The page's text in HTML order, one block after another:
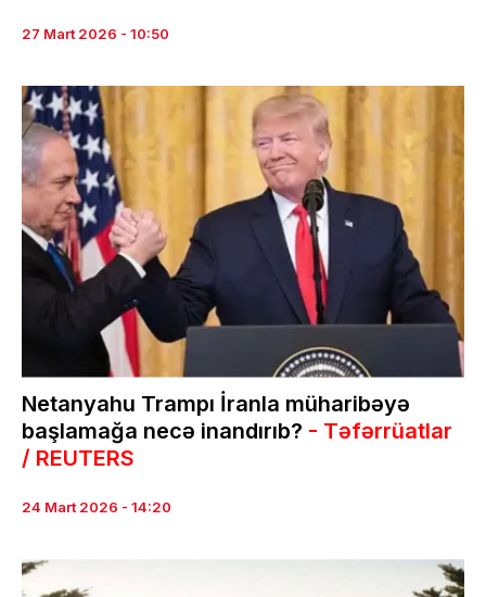
27 Mart 2026 - 10:50
Netanyahu Trampı İranla müharibəyə
başlamağa necə inandırıb? - Təfərrüatlar
/ REUTERS
24 Mart 2026 - 14:20